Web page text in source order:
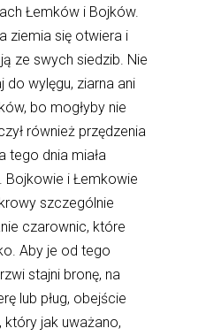
Łemków i Bojków.
ziemia się otwiera i
ze swych siedzib. Nie
do wylęgu, ziarna ani
bo mogłyby nie
również przędzenia
tego dnia miała
Bojkowie i Łemkowie
szczególnie
czarownic, które
Aby je od tego
stajni bronę, na
lub pług, obejście
jak uważano,